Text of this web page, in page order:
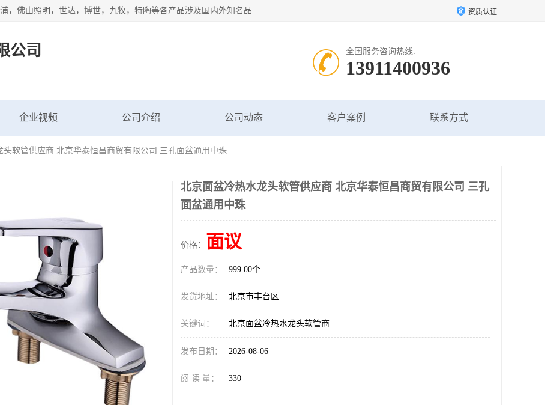
专业配送水暖器材、光源灯具、五金交电等维修物资，飞利浦，佛山照明，世达，博世，九牧，特陶等各产品涉及国内外知名品牌。公司专注与物业、学校、酒店、工厂等单位合作，提供一站式配送服务，降低客户综合成本。依托电子商务改变传统模式，以专业的团队为客户提供24H物资配送到达，货到月结、统一开票，便捷退换等服务，提高了企业的运营效率。 资质认证
公司 全国服务咨询热线:
13911400936
企业视频 公司介绍 公司动态 客户案例 联系方式
头软管供应商 北京华泰恒昌商贸有限公司 三孔面盆通用中珠
北京面盆冷热水龙头软管供应商 北京华泰恒昌商贸有限公司 三孔
面盆通用中珠
价格： 面议
产品数量： 999.00个
发货地址： 北京市丰台区
关键词： 北京面盆冷热水龙头软管商
发布日期： 2026-08-06
阅 读 量： 330